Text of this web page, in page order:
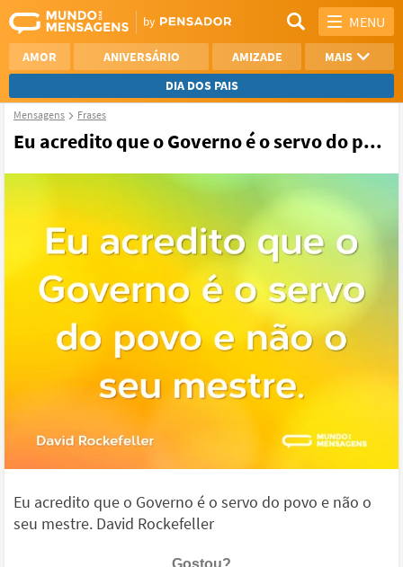
MENU
AMOR ANIVERSÁRIO AMIZADE
MAIS
DIA DOS PAIS
REFLEXÃO
AGRADECIMENTO
Mensagens Frases
Eu acredito que o Governo é o servo do p...
Eu acredito que o Governo é o servo do povo e não o
seu mestre. David Rockefeller